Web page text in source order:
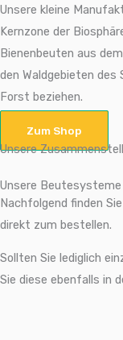
Unsere kleine
Kernzone der
Bienenbeuten aus
den Waldgebieten
Forst beziehen.
Zum Shop
Unsere
Unsere Beutesysteme
Nachfolgend finden
direkt zum bestellen.
Sollten Sie lediglich
Sie diese ebenfalls in